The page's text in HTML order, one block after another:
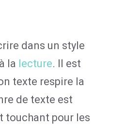
dans un style
la lecture. Il est
texte respire la
de texte est
touchant pour les